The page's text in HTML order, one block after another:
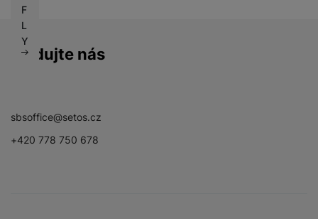
F
L
Y
Sledujte nás
sbsoffice@setos.cz
+420 778 750 678